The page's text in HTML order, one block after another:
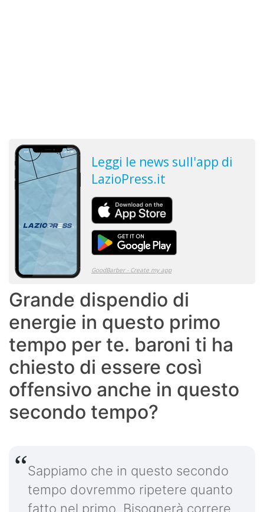
Grande dispendio di
energie in questo primo
tempo per te. baroni ti ha
chiesto di essere così
offensivo anche in questo
secondo tempo?
Sappiamo che in questo secondo
tempo dovremmo ripetere quanto
fatto nel primo. Bisognerà correre